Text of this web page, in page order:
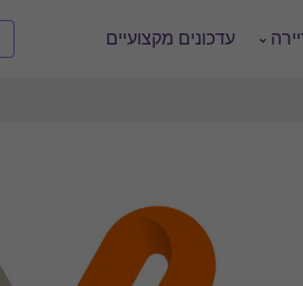
עדכונים מקצועיים